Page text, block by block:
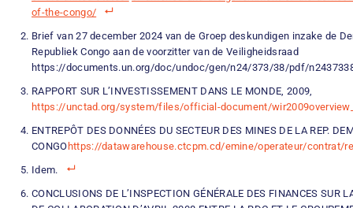
of-the-congo/
Brief van 27 december 2024 van de Groep deskundigen inzake de
Republiek Congo aan de voorzitter van de Veiligheidsraad
https://documents.un.org/doc/undoc/gen/n24/373/38/pdf/
RAPPORT SUR L’INVESTISSEMENT DANS LE MONDE, 2009,
https://unctad.org/system/files/official-document/
ENTREPÔT DES DONNÉES DU SECTEUR DES MINES DE LA REP.
CONGO https://datawarehouse.ctcpm.cd/emine/operateur/contrat/
Idem.
CONCLUSIONS DE L’INSPECTION GÉNÉRALE DES FINANCES SUR